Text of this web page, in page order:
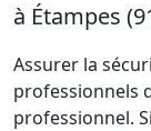
à Étampes
Assurer la
professionnels
professionnel.